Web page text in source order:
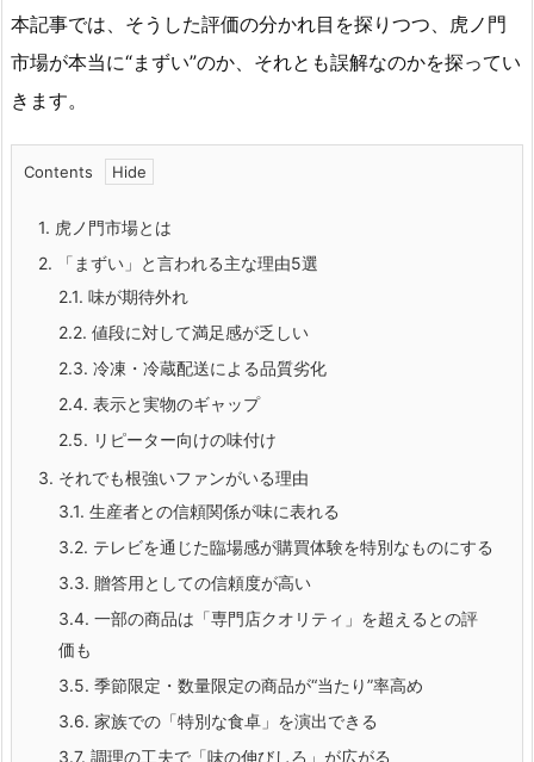
本記事では、そうした評価の分かれ目を探りつつ、虎ノ門
市場が本当に“まずい”のか、それとも誤解なのかを探ってい
きます。
Contents
1. 虎ノ門市場とは
2. 「まずい」と言われる主な理由5選
2.1. 味が期待外れ
2.2. 値段に対して満足感が乏しい
2.3. 冷凍・冷蔵配送による品質劣化
2.4. 表示と実物のギャップ
2.5. リピーター向けの味付け
3. それでも根強いファンがいる理由
3.1. 生産者との信頼関係が味に表れる
3.2. テレビを通じた臨場感が購買体験を特別なものにする
3.3. 贈答用としての信頼度が高い
3.4. 一部の商品は「専門店クオリティ」を超えるとの評
価も
3.5. 季節限定・数量限定の商品が“当たり”率高め
3.6. 家族での「特別な食卓」を演出できる
3.7. 調理の工夫で「味の伸びしろ」が広がる